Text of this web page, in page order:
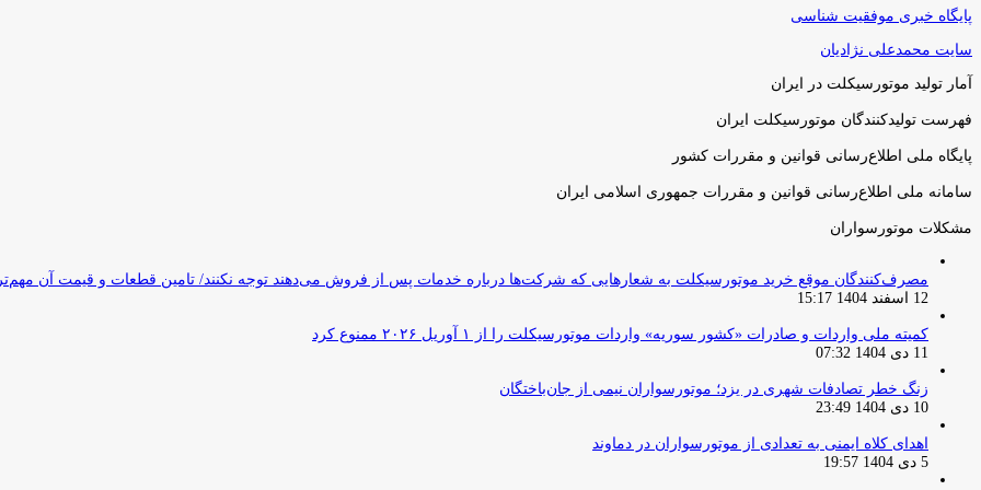
پایگاه خبری موفقیت شناسی
سایت محمدعلی نژادیان
آمار تولید موتورسیکلت در ایران
فهرست تولیدکنندگان موتورسیکلت ایران
پایگاه ملی اطلاع‌رسانی قوانین و مقررات کشور
سامانه ملی اطلاع‌رسانی قوانین و مقررات جمهوری اسلامی ایران
مشکلات موتورسواران
مصرف‌کنندگان موقع خرید موتورسیکلت به شعارهایی که شرکت‌ها درباره خدمات پس از فروش می‌دهند توجه نکنند/ تامین قطعات و قیمت آن
12 اسفند 1404 15:17
کمیته ملی واردات و صادرات «کشور سوریه» واردات موتورسیکلت را از ۱ آوریل ۲۰۲۶ ممنوع کرد
11 دی 1404 07:32
زنگ خطر تصادفات شهری در یزد؛ موتورسواران نیمی از جان‌باختگان
10 دی 1404 23:49
اهدای کلاه ایمنی به تعدادی از موتورسواران در دماوند
5 دی 1404 19:57